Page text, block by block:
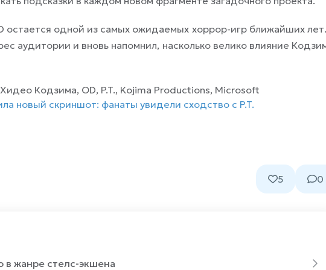
остается одной из самых ожидаемых хоррор-игр ближайших
аудитории и вновь напомнил, насколько велико влияние
Кодзима, OD, P.T., Kojima Productions, Microsoft
новый скриншот: фанаты увидели сходство с P.T.
5 0
в жанре стелс-экшена